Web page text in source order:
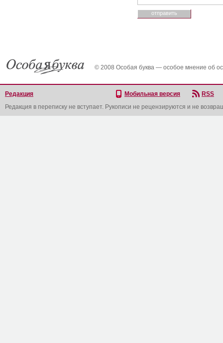
© 2008 Особая буква — особое мнение об
Редакция Мобильная версия
RSS
Редакция в переписку не вступает. Рукописи не рецензируются и не